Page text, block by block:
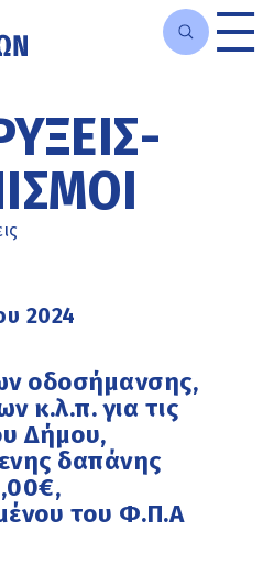
2024
οδοσήμανσης,
κ.λ.π. για τις
Δήμου,
δαπάνης
του Φ.Π.Α